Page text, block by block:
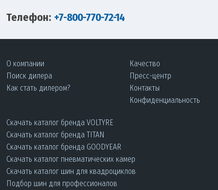
Телефон: +7-800-770-72-14
О компании
Поиск дилера
Как стать дилером?
Качество
Пресс-центр
Контакты
Конфиденциальность
Скачать каталог бренда VOLTYRE
Скачать каталог бренда TITAN
Скачать каталог бренда GOODYEAR
Скачать каталог пневматических камер
Скачать каталог шин для квадроциклов
Подбор шин для профессионалов